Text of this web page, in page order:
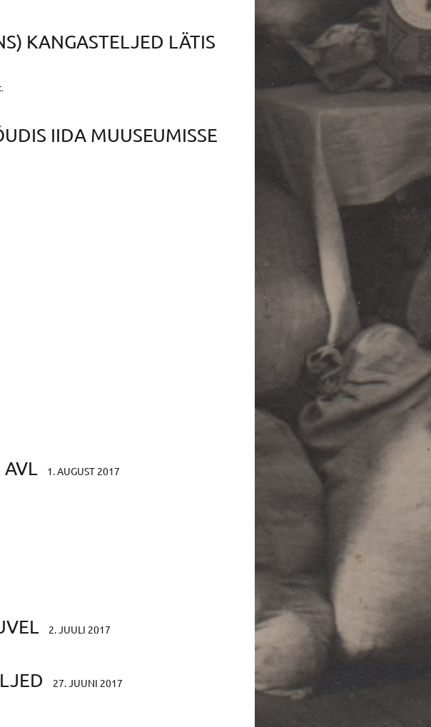
KANGASTELJED LÄTIS
IIDA MUUSEUMISSE
1. AUGUST 2017
2. JUULI 2017
27. JUUNI 2017